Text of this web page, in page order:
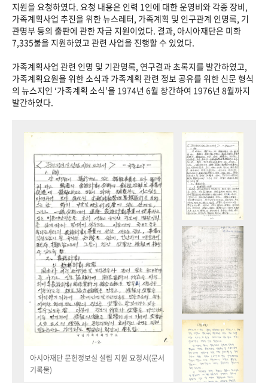
지원을 요청하였다. 요청 내용은 인력 1인에 대한 운영비와 각종 장비,
가족계획사업 추진을 위한 뉴스레터, 가족계획 및 인구관계 인명록, 기
관명부 등의 출판에 관한 자금 지원이었다. 결과, 아시아재단은 미화
7,335불을 지원하였고 관련 사업을 진행할 수 있었다.
가족계획사업 관련 인명 및 기관명록, 연구결과 초록지를 발간하였고,
가족계획요원을 위한 소식과 가족계획 관련 정보 공유를 위한 신문 형식
의 뉴스지인 ‘가족계획 소식’을 1974년 6월 창간하여 1976년 8월까지
발간하였다.
아시아재단 문헌정보실 설립 지원 요청서(문서
기록물)